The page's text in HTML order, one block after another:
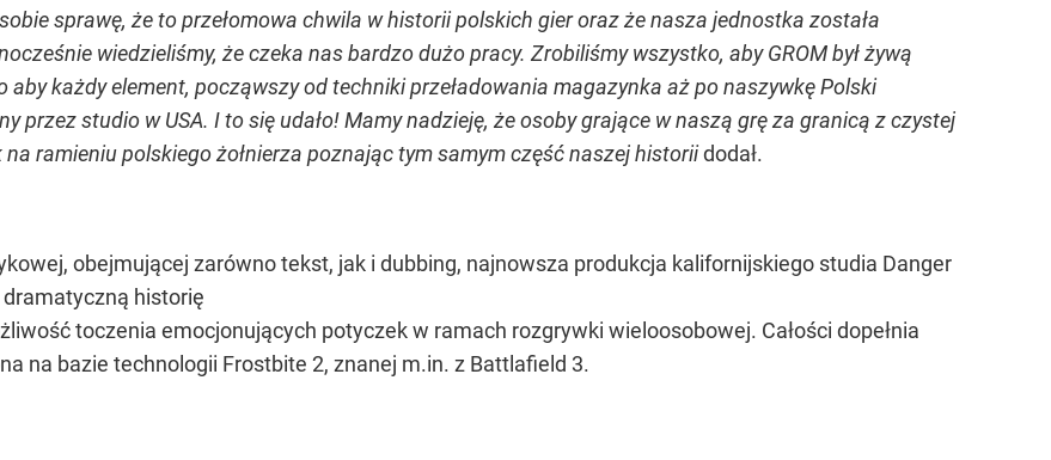
sprawę, że to przełomowa chwila w historii polskich gier oraz że nasza jednostka została
wiedzieliśmy, że czeka nas bardzo dużo pracy. Zrobiliśmy wszystko, aby GROM był żywą
każdy element, począwszy od techniki przeładowania magazynka aż po naszywkę Polski
przez studio w USA. I to się udało! Mamy nadzieję, że osoby grające w naszą grę za granicą z czystej
ramieniu polskiego żołnierza poznając tym samym część naszej historiidodał.
obejmującej zarówno tekst, jak i dubbing, najnowsza produkcja kalifornijskiego studia Danger
historię
toczenia emocjonujących potyczek w ramach rozgrywki wieloosobowej. Całości dopełnia
na bazie technologii Frostbite 2, znanej m.in. z Battlafield 3.